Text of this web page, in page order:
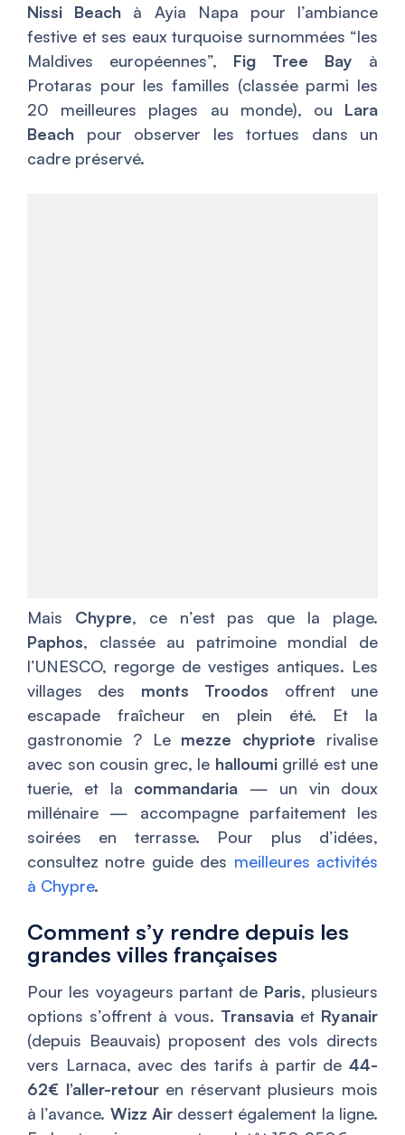
Nissi Beach à Ayia Napa pour l’ambiance
festive et ses eaux turquoise surnommées “les
Maldives européennes”, Fig Tree Bay à
Protaras pour les familles (classée parmi les
20 meilleures plages au monde), ou Lara
Beach pour observer les tortues dans un
cadre préservé.
Mais Chypre, ce n’est pas que la plage.
Paphos, classée au patrimoine mondial de
l’UNESCO, regorge de vestiges antiques. Les
villages des monts Troodos offrent une
escapade fraîcheur en plein été. Et la
gastronomie ? Le mezze chypriote rivalise
avec son cousin grec, le halloumigrillé est une
tuerie, et la commandaria — un vin doux
millénaire — accompagne parfaitement les
soirées en terrasse. Pour plus d’idées,
consultez notre guide des meilleures activités
à Chypre.
Comment s’y rendre depuis les
grandes villes françaises
Pour les voyageurs partant de Paris, plusieurs
options s’offrent à vous. Transaviaet Ryanair
(depuis Beauvais) proposent des vols directs
vers Larnaca, avec des tarifs à partir de 44-
62€ l’aller-retouren réservant plusieurs mois
à l’avance. Wizz Airdessert également la ligne.